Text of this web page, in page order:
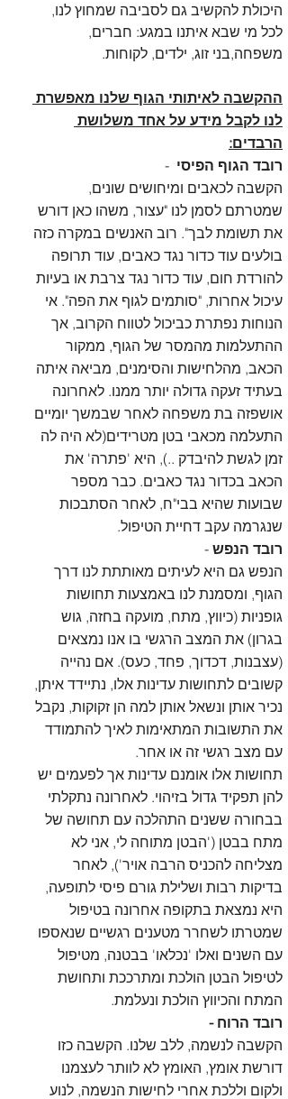
היכולת להקשיב גם לסביבה שמחוץ לנו,
לכל מי שבא איתנו במגע: חברים,
משפחה,בני זוג, ילדים, לקוחות.
ההקשבה לאיתותי הגוף שלנו מאפשרת
לנו לקבל מידע על אחד משלושת
הרבדים:
רובד הגוף הפיסי
  -
הקשבה לכאבים ומיחושים שונים,
שמטרתם לסמן לנו "עצור, משהו כאן דורש
את תשומת לבך". רוב האנשים במקרה כזה
בולעים עוד כדור נגד כאבים, עוד תרופה
להורדת חום, עוד כדור נגד צרבת או בעיות
עיכול אחרות, "סותמים לגוף את הפה". אי
הנוחות נפתרת כביכול לטווח הקרוב, אך
ההתעלמות מהמסר של הגוף, ממקור
הכאב, מהלחישות והסימנים, מביאה איתה
בעתיד זעקה גדולה יותר ממנו. לאחרונה
אושפזה בת משפחה לאחר שבמשך יומיים
התעלמה מכאבי בטן מטרידים(לא היה לה
זמן לגשת להיבדק ..), היא 'פתרה' את
הכאב בכדור נגד כאבים. כבר מספר
שבועות שהיא בבי"ח, לאחר הסתבכות
שנגרמה עקב דחיית הטיפול.
רובד הנפש -
הנפש גם היא לעיתים מאותתת לנו דרך
הגוף, ומסמנת לנו באמצעות תחושות
גופניות (כיווץ, מתח, מועקה בחזה, גוש
בגרון) את המצב הרגשי בו אנו נמצאים
(עצבנות, דכדוך, פחד, כעס). אם נהייה
קשובים לתחושות עדינות אלו, נתיידד איתן,
נכיר אותן ונשאל אותן למה הן זקוקות, נקבל
את התשובות המתאימות לאיך להתמודד
עם מצב רגשי זה או אחר.
תחושות אלו אומנם עדינות אך לפעמים יש
להן תפקיד גדול בזיהוי. לאחרונה נתקלתי
בבחורה ששנים התהלכה עם תחושה של
מתח בבטן ('הבטן מתוחה לי, אני לא
מצליחה להכניס הרבה אויר'), לאחר
בדיקות רבות ושלילת גורם פיסי לתופעה,
היא נמצאת בתקופה אחרונה בטיפול
שמטרתו לשחרר מטענים רגשיים שנאספו
עם השנים ואלו 'נכלאו' בבטנה, מטיפול
לטיפול הבטן הולכת ומתרככת ותחושת
המתח והכיווץ הולכת ונעלמת.
רובד הרוח -
הקשבה לנשמה, ללב שלנו. הקשבה כזו
דורשת אומץ, האומץ לא לוותר לעצמנו
ולקום וללכת אחרי לחישות הנשמה, לנוע